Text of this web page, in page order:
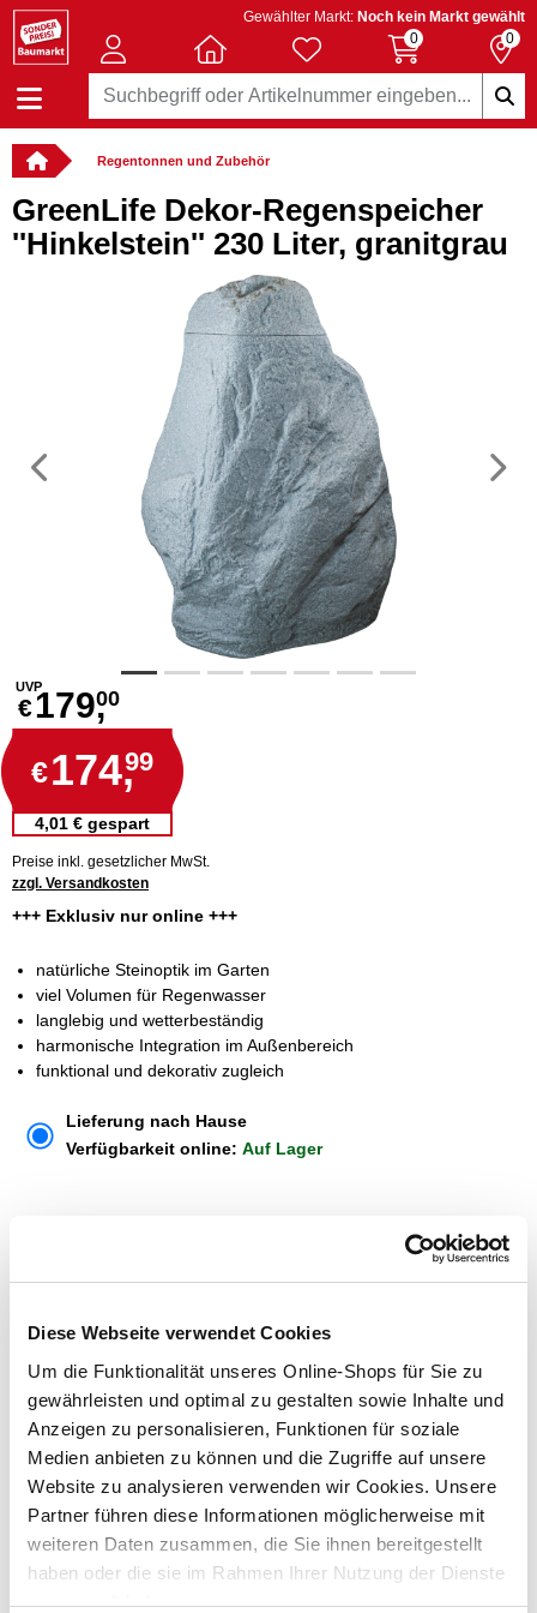
Diese Webseite verwendet Cookies
Um die Funktionalität unseres Online-Shops für Sie zu
gewährleisten und optimal zu gestalten sowie Inhalte und
Anzeigen zu personalisieren, Funktionen für soziale
Medien anbieten zu können und die Zugriffe auf unsere
Website zu analysieren verwenden wir Cookies. Unsere
Partner führen diese Informationen möglicherweise mit
weiteren Daten zusammen, die Sie ihnen bereitgestellt
haben oder die sie im Rahmen Ihrer Nutzung der Dienste
gesammelt haben.
Gewählter Markt: Noch kein Markt gewählt
0
0
Regentonnen und Zubehör
GreenLife Dekor-Regenspeicher
''Hinkelstein'' 230 Liter, granitgrau
Vorheriges
UVP
€179,00
€174,99
4,01 € gespart
Preise inkl. gesetzlicher MwSt.
zzgl. Versandkosten
+++ Exklusiv nur online +++
natürliche Steinoptik im Garten
viel Volumen für Regenwasser
langlebig und wetterbeständig
harmonische Integration im Außenbereich
funktional und dekorativ zugleich
Lieferung nach Hause
Verfügbarkeit online: Auf Lager
Dieser Artikel kann über Abholung im Markt nicht
reserviert werden
Menge
In den Warenkorb
Merken
ZUBEHÖR UND PASSENDE ARTIKEL: